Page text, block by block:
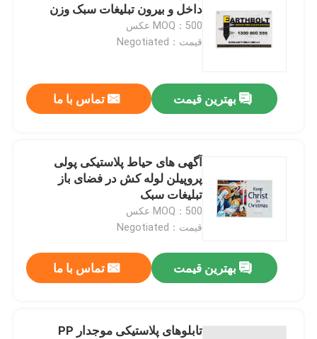
محافظ درختان پلاستیکی
داخل و بیرون تبلیغات سبک وزن
MOQ：500 عکس
قیمت：Negotiated
بهترین قیمت تماس با ما
آگهی های حیاط پلاستیکی پولی
پروپیلن لوله کش در فضای باز
تبلیغات سبک
MOQ：500 عکس
قیمت：Negotiated
بهترین قیمت تماس با ما
تابلوهای پلاستیکی موجدار PP